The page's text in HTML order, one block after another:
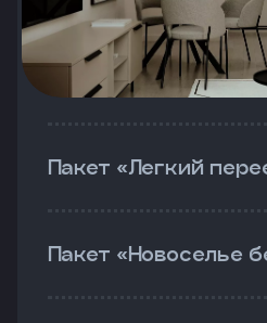
Пакет «Легкий
Пакет «Новоселье